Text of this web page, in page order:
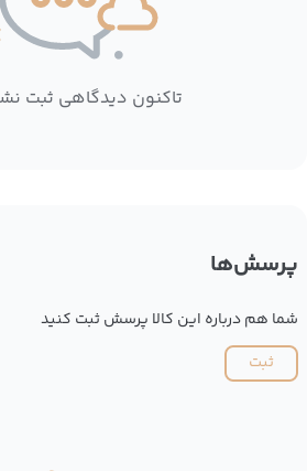
تاکنون دیدگاهی ثبت
پرسش‌ها
شما هم درباره این کالا پرسش ثبت کنید
ثبت